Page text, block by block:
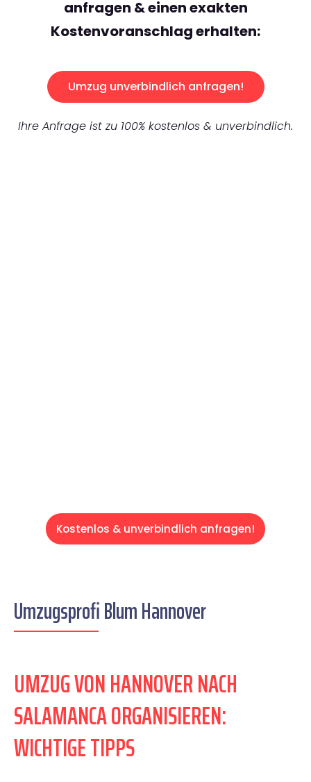
anfragen & einen exakten
Kostenvoranschlag erhalten:
Umzug unverbindlich anfragen!
Ihre Anfrage ist zu 100% kostenlos & unverbindlich.
Kostenlos & unverbindlich anfragen!
Umzugsprofi Blum Hannover
UMZUG VON HANNOVER NACH
SALAMANCA ORGANISIEREN:
WICHTIGE TIPPS